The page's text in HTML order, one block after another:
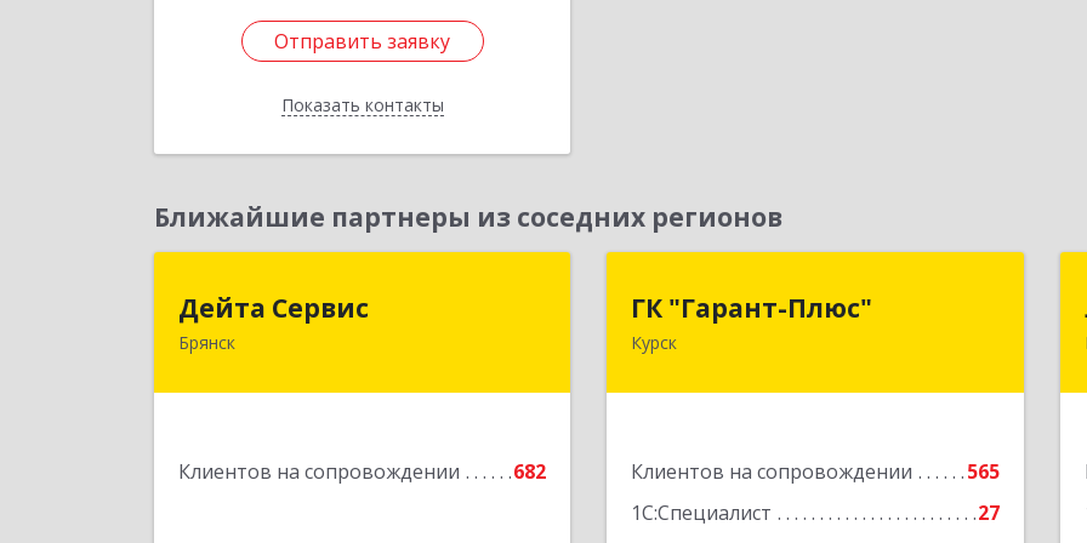
Отправить заявку
Показать контакты
Отправить заявку
Назад
Ближайшие партнеры из соседних регионов
Дейта Сервис
Брянск
Клиентов на сопровождении 682
ГК "Гарант-Плюс"
Курск
Клиентов на сопровождении
565
1С:Специалист
27